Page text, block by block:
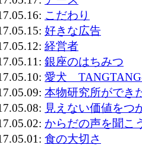
こだわり
好きな広告
経営者
銀座のはちみつ
愛犬 TANGTANG
本物研究所ができ
見えない価値をつ
からだの声を聞こ
食の大切さ